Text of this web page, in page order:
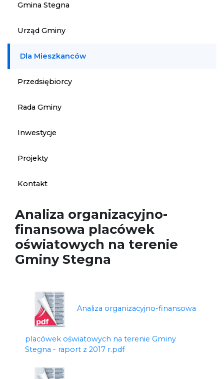
Gmina Stegna
Urząd Gminy
Dla Mieszkanców
Przedsiębiorcy
Rada Gminy
Inwestycje
Projekty
Kontakt
Analiza organizacyjno-
finansowa placówek
oświatowych na terenie
Gminy Stegna
Analiza organizacyjno-finansowa
placówek oświatowych na terenie Gminy
Stegna - raport z 2017 r.pdf